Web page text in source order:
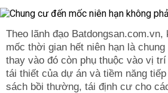
Theo lãnh đạo Batdongsan.com.vn,
mốc thời gian hết niên hạn là
thay vào đó còn phụ thuộc vào vị
tái thiết của dự án và tiềm năng
sách bồi thường, tái định cư cho